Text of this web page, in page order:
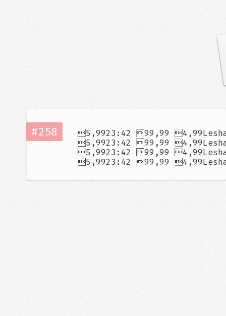
#258
5,9923:42 99,99
5,9923:42 99,99
5,9923:42 99,99
5,9923:42 99,99